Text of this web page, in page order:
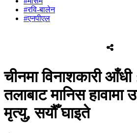
#रवि-बालेन
#एनपीएल
चीनमा विनाशकारी
तलाबाट मानिस
मृत्यु, सयौँ घाइते